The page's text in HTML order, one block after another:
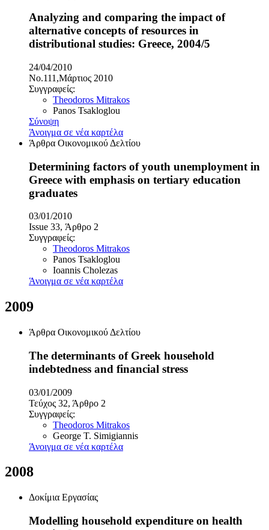
Analyzing and comparing the impact of
alternative concepts of resources in
distributional studies: Greece, 2004/5
24/04/2010
No.111,Μάρτιος 2010
Συγγραφείς:
Theodoros Mitrakos
Panos Tsakloglou
Σύνοψη
Άνοιγμα σε νέα καρτέλα
Άρθρα Οικονομικού Δελτίου
Determining factors of youth unemployment in
Greece with emphasis on tertiary education
graduates
03/01/2010
Issue 33, Άρθρο 2
Συγγραφείς:
Theodoros Mitrakos
Panos Tsakloglou
Ioannis Cholezas
Άνοιγμα σε νέα καρτέλα
2009
Άρθρα Οικονομικού Δελτίου
The determinants of Greek household
indebtedness and financial stress
03/01/2009
Τεύχος 32, Άρθρο 2
Συγγραφείς:
Theodoros Mitrakos
George T. Simigiannis
Άνοιγμα σε νέα καρτέλα
2008
Δοκίμια Εργασίας
Modelling household expenditure on health